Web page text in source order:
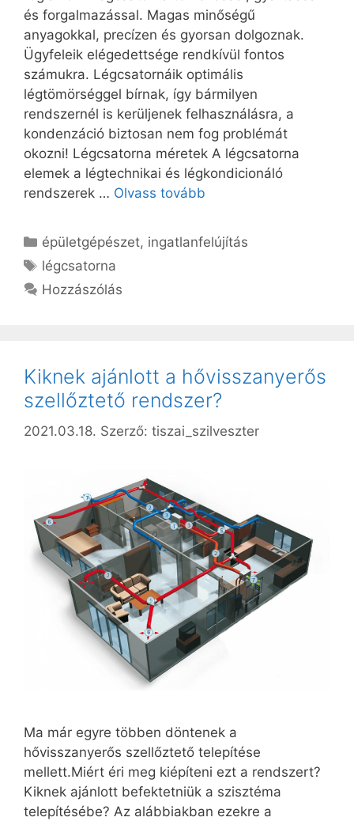
és forgalmazással. Magas minőségű
anyagokkal, precízen és gyorsan dolgoznak.
Ügyfeleik elégedettsége rendkívül fontos
számukra. Légcsatornáik optimális
légtömörséggel bírnak, így bármilyen
rendszernél is kerüljenek felhasználásra, a
kondenzáció biztosan nem fog problémát
okozni! Légcsatorna méretek A légcsatorna
elemek a légtechnikai és légkondicionáló
rendszerek … Olvass tovább
Kategória
épületgépészet, ingatlanfelújítás
Címkék
légcsatorna
Hozzászólás
Kiknek ajánlott a hővisszanyerős
szellőztető rendszer?
2021.03.18. Szerző: tiszai_szilveszter
Ma már egyre többen döntenek a
hővisszanyerős szellőztető telepítése
mellett.Miért éri meg kiépíteni ezt a rendszert?
Kiknek ajánlott befektetniük a szisztéma
telepítésébe? Az alábbiakban ezekre a